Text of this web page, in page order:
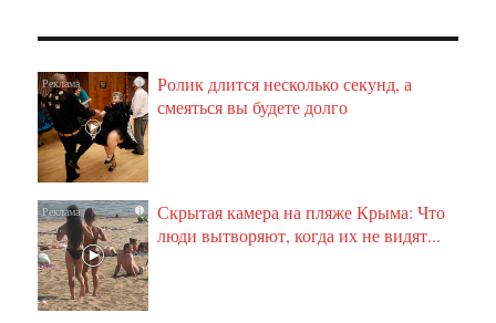
i
Ролик длится несколько секунд, а
смеяться вы будете долго
i
Скрытая камера на пляже Крыма: Что
люди вытворяют, когда их не видят...